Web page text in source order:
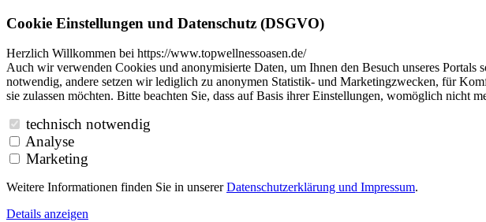
Cookie Einstellungen und Datenschutz (DSGVO)
Herzlich Willkommen bei https://www.topwellnessoasen.de/
Auch wir verwenden Cookies und anonymisierte Daten, um Ihnen den Besuch unseres
notwendig, andere setzen wir lediglich zu anonymen Statistik- und Marketingzwecken, für
sie zulassen möchten. Bitte beachten Sie, dass auf Basis ihrer Einstellungen, womöglich nicht
technisch notwendig
Analyse
Marketing
Weitere Informationen finden Sie in unsererDatenschutzerklärung und Impressum.
Details anzeigen